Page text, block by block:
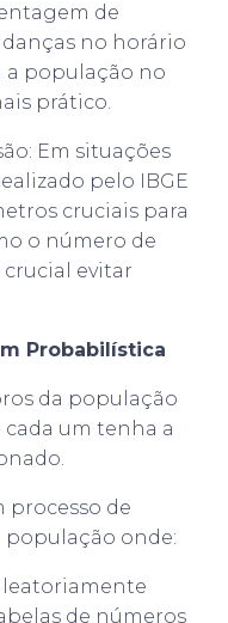
de
no horário
a população no
prático.
Em situações
pelo IBGE
cruciais para
o número de
crucial evitar
Probabilística
da população
um tenha a
processo de
população onde:
de números